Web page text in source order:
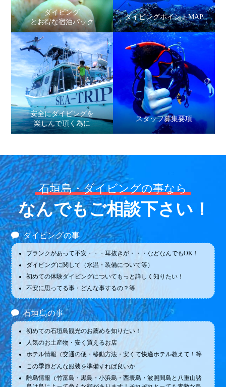
ダイビング
とお得な宿泊パック
ダイビングポイントMAP
安全にダイビングを
楽しんで頂く為に
スタッフ募集要項
石垣島・ダイビングの事なら
なんでもご相談下さい！
ダイビングの事
ブランクがあって不安・・・耳抜きが・・・などなんでもOK！
ダイビングに関して（水温・装備について等）
初めての体験ダイビングについてもっと詳しく知りたい！
不安に思ってる事・どんな事するの？等
石垣島の事
初めての石垣島観光のお薦めを知りたい！
人気のお土産物・安く買えるお店
ホテル情報（交通の便・移動方法・安くて快適ホテル教えて！等
この季節どんな服装を準備すれば良いか
離島情報（竹富島・黒島・小浜島・西表島・波照間島と八重山諸